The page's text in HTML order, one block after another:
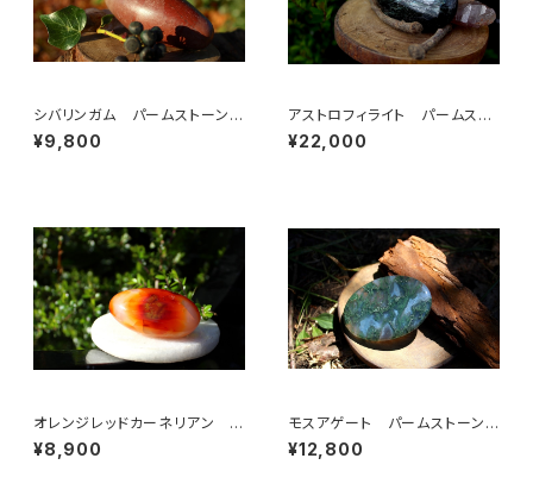
シバリンガム パームストーン
大
¥9,800
アストロフィライト パームスト
ーン
¥22,000
オレンジレッドカーネリアン パ
ームストーン
¥8,900
モスアゲート パームストーン
大
¥12,800